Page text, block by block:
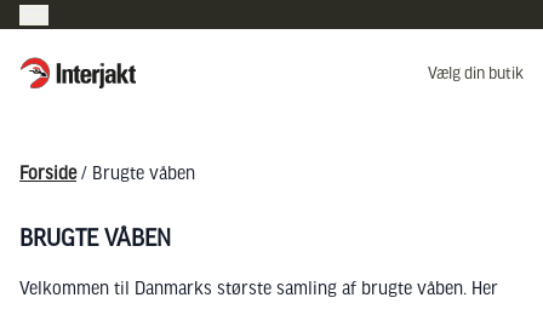
Interjakt DK Vælg din butik
Forside/ Brugte våben
BRUGTE VÅBEN
Velkommen til Danmarks største samling af brugte våben. Her